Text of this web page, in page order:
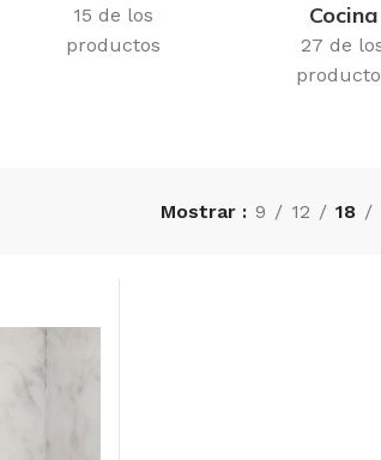
15 de los
productos
Cocina
27 de
Mostrar 9 12 18